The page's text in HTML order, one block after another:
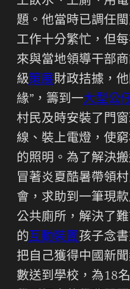
題。他當時已調任
工作十分繁忙，但
來與當地領導干部
級策展財政拮據，
緣”，籌到一大型公
村民及時安裝了門
線、裝上電燈，使
的照明。為了解決
冒著炎夏酷暑帶領
會，求助到一筆現
公共廁所，解決了
的互動裝置孩子念
把自己獲得中國新
數送到學校，為18